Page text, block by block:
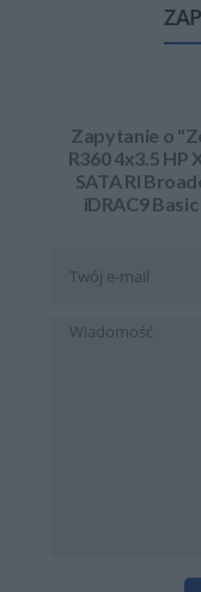
Zapytanie o
R360 4x3.5 HP
SATA RI
iDRAC9